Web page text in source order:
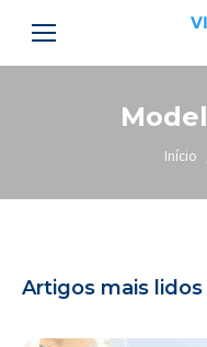
Você
Início
Artigos mais lidos